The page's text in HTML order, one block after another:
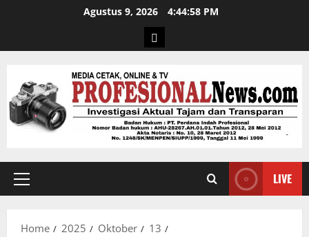
Agustus 9, 2026 4:44:59 PM
LIVE
Home 2025 Oktober
13